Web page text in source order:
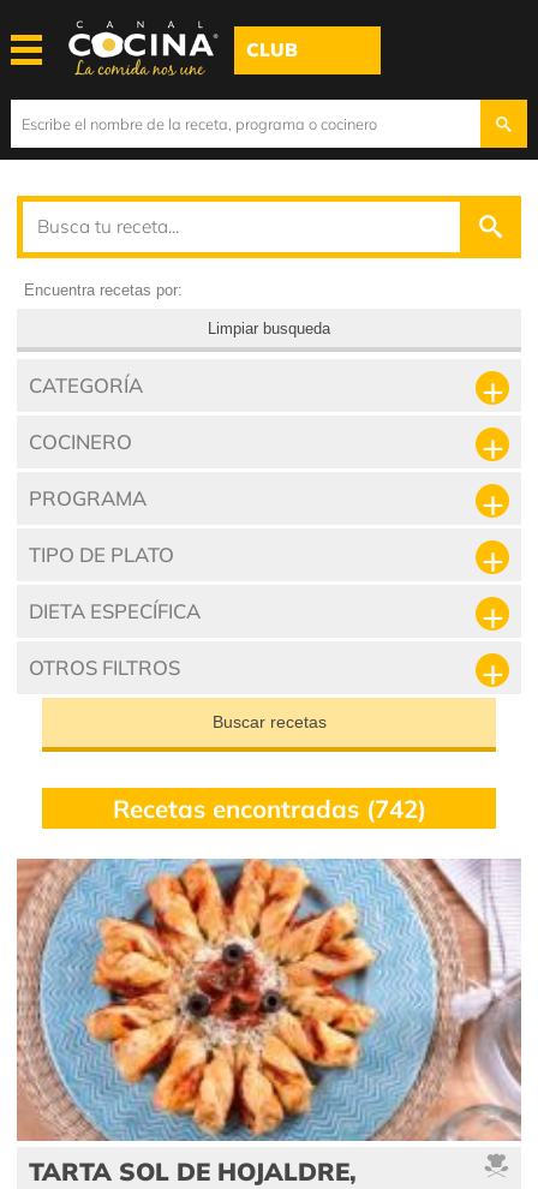
CLUB
Encuentra recetas por:
Limpiar busqueda
CATEGORÍA
COCINERO
PROGRAMA
TIPO DE PLATO
DIETA ESPECÍFICA
OTROS FILTROS
Buscar recetas
Recetas encontradas (742)
TARTA SOL DE HOJALDRE,